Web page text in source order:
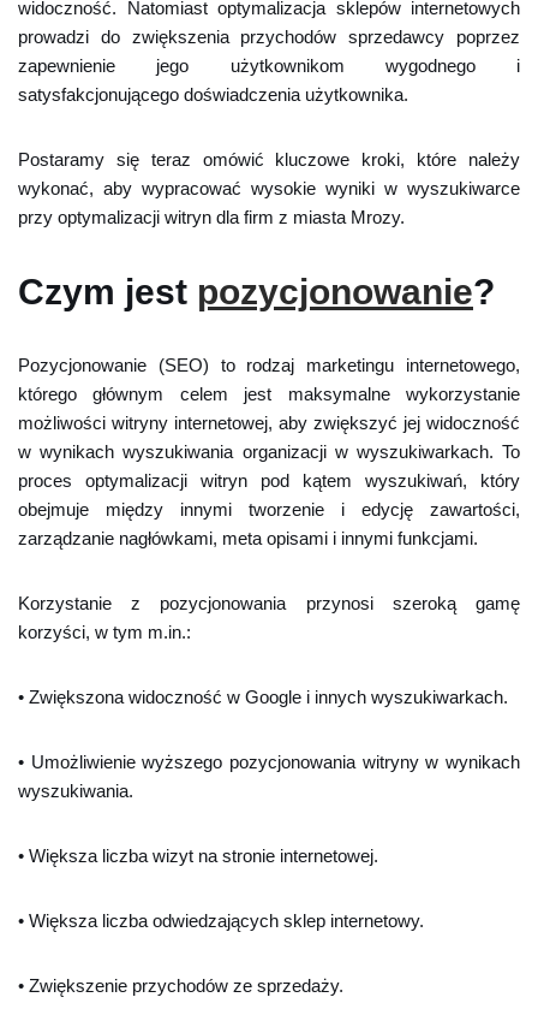
widoczność. Natomiast optymalizacja sklepów internetowych
prowadzi do zwiększenia przychodów sprzedawcy poprzez
zapewnienie jego użytkownikom wygodnego i
satysfakcjonującego doświadczenia użytkownika.
Postaramy się teraz omówić kluczowe kroki, które należy
wykonać, aby wypracować wysokie wyniki w wyszukiwarce
przy optymalizacji witryn dla firm z miasta Mrozy.
Czym jest pozycjonowanie?
Pozycjonowanie (SEO) to rodzaj marketingu internetowego,
którego głównym celem jest maksymalne wykorzystanie
możliwości witryny internetowej, aby zwiększyć jej widoczność
w wynikach wyszukiwania organizacji w wyszukiwarkach. To
proces optymalizacji witryn pod kątem wyszukiwań, który
obejmuje między innymi tworzenie i edycję zawartości,
zarządzanie nagłówkami, meta opisami i innymi funkcjami.
Korzystanie z pozycjonowania przynosi szeroką gamę
korzyści, w tym m.in.:
• Zwiększona widoczność w Google i innych wyszukiwarkach.
• Umożliwienie wyższego pozycjonowania witryny w wynikach
wyszukiwania.
• Większa liczba wizyt na stronie internetowej.
• Większa liczba odwiedzających sklep internetowy.
• Zwiększenie przychodów ze sprzedaży.